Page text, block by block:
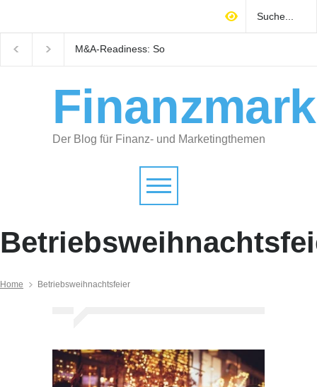
M&A-Readiness: So
Der Blog für Finanz- und Marketingthemen
Home Betriebsweihnachtsfeier